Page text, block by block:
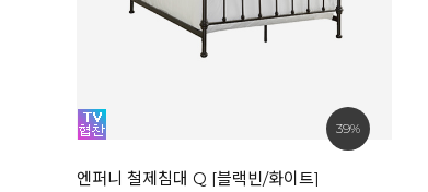
39%
엔퍼니 철제침대 Q [블랙빈/화이트]